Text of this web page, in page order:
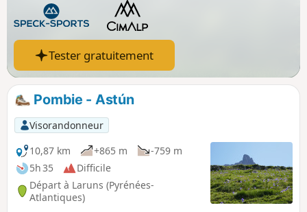
Tester gratuitement
Pombie - Astún
Visorandonneur
10,87 km
+865 m
-759 m
5h 35
Difficile
Départ à Laruns (Pyrénées-
Atlantiques)